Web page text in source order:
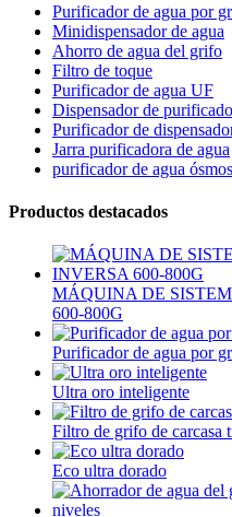
Purificador de agua por
Minidispensador de agua
Ahorro de agua del grifo
Filtro de toque
Purificador de agua UF
Dispensador de
Purificador de
Jarra purificadora de agua
purificador de agua
Productos destacados
MÁQUINA DE
600-800G
Purificador de agua por
Ultra oro inteligente
Filtro de grifo de carcasa
Eco ultra dorado